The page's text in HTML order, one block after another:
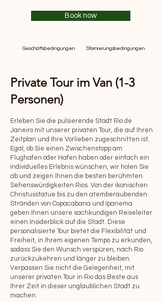
Book now
Geschäftsbedingungen Stornierungsbedingungen
Private Tour im Van (1-3
Personen)
Erleben Sie die pulsierende Stadt Rio de
Janeiro mit unserer privaten Tour, die auf Ihren
Zeitplan und Ihre Vorlieben zugeschnitten ist.
Egal, ob Sie einen Zwischenstopp am
Flughafen oder Hafen haben oder einfach ein
individuelles Erlebnis wünschen, wir holen Sie
ab und zeigen Ihnen die besten berühmten
Sehenswürdigkeiten Rios. Von der ikonischen
Christusstatue bis zu den atemberaubenden
Stränden von Copacabana und Ipanema
geben Ihnen unsere sachkundigen Reiseleiter
einen Insiderblick auf die Stadt. Diese
personalisierte Tour bietet die Flexibilität und
Freiheit, in Ihrem eigenen Tempo zu erkunden,
sodass Sie den Wunsch verspüren, nach Rio
zurückzukehren und länger zu bleiben.
Verpassen Sie nicht die Gelegenheit, mit
unserer privaten Tour in Rio das Beste aus
Ihrer Zeit in dieser unglaublichen Stadt zu
machen.